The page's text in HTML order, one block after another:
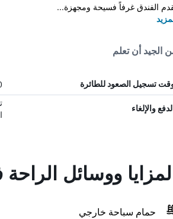
الفندق غرفاً فسيحة ومجهزة...
الجيد أن تعلم
تسجيل الصعود للطائرة
والإلغاء
ووسائل
حمام سباحة خارجي